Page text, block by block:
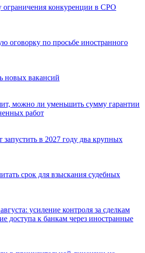
конкуренции в СРО
оговорку по просьбе иностранного
новых вакансий
можно ли уменьшить сумму гарантии
работ
запустить в 2027 году два крупных
срок для взыскания судебных
усиление контроля за сделкам
доступа к банкам через иностранные